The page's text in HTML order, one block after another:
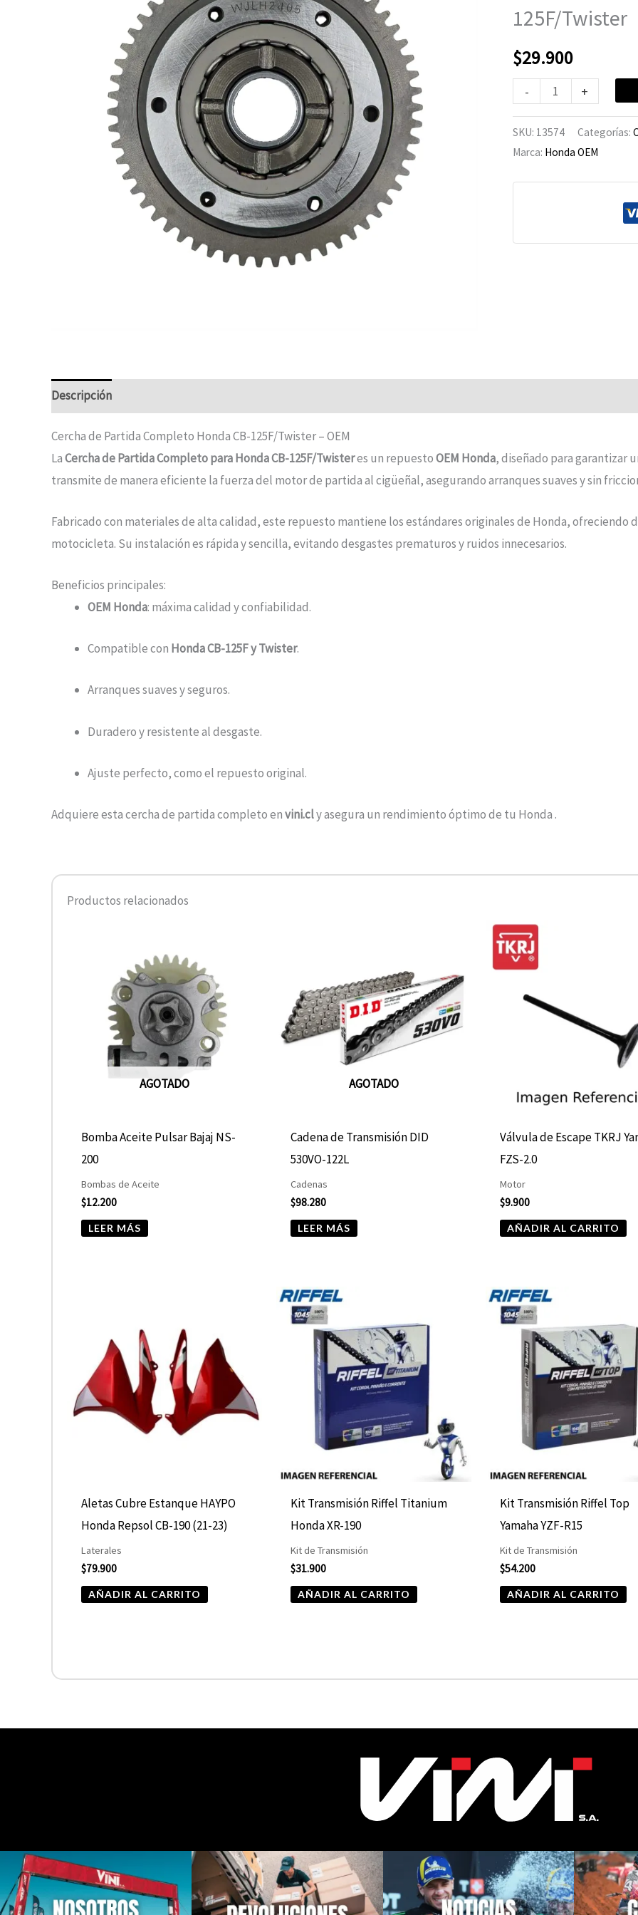
125F/Twister
$29.900
-
CB-
cantidad
+
SKU: 13574 Categorías:
Marca: Honda OEM
Descripción
Cercha de Partida Completo Honda CB-125F/Twister – OEM
LaCercha de Partida Completo para Honda CB-125F/Twisteres un repuestoOEM Honda, diseñado para garantizar
transmite de manera eficiente la fuerza del motor de partida al cigüeñal, asegurando arranques suaves y sin
Fabricado con materiales de alta calidad, este repuesto mantiene los estándares originales de Honda,
motocicleta. Su instalación es rápida y sencilla, evitando desgastes prematuros y ruidos innecesarios.
Beneficios principales:
OEM Honda: máxima calidad y confiabilidad.
Compatible con Honda CB-125F y Twister.
Arranques suaves y seguros.
Duradero y resistente al desgaste.
Ajuste perfecto, como el repuesto original.
Adquiere esta cercha de partida completo envini.cly asegura un rendimiento óptimo de tu Honda .
Productos relacionados
AGOTADO
Bomba Aceite Pulsar Bajaj NS-
200
Bombas de Aceite
$12.200
LEER MÁS
AGOTADO
Cadena de Transmisión DID
530VO-122L
Cadenas
$98.280
LEER MÁS
Válvula de Escape TKRJ
FZS-2.0
Motor
$9.900
AÑADIR AL CARRITO
Aletas Cubre Estanque HAYPO
Honda Repsol CB-190 (21-23)
Laterales
$79.900
AÑADIR AL CARRITO
Kit Transmisión Riffel Titanium
Honda XR-190
Kit de Transmisión
$31.900
AÑADIR AL CARRITO
Kit Transmisión Riffel Top
Yamaha YZF-R15
Kit de Transmisión
$54.200
AÑADIR AL CARRITO